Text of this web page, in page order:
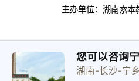
主办单位：湖南索本
您可以咨询
湖南-长沙-宁